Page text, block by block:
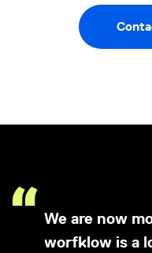
We are now
worfklow is a